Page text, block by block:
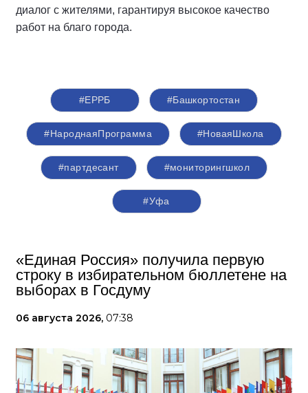
диалог с жителями, гарантируя высокое качество
работ на благо города.
#ЕРРБ #Башкортостан
#НароднаяПрограмма #НоваяШкола
#партдесант #мониторингшкол
#Уфа
«Единая Россия» получила первую
строку в избирательном бюллетене на
выборах в Госдуму
06 августа 2026, 07:38